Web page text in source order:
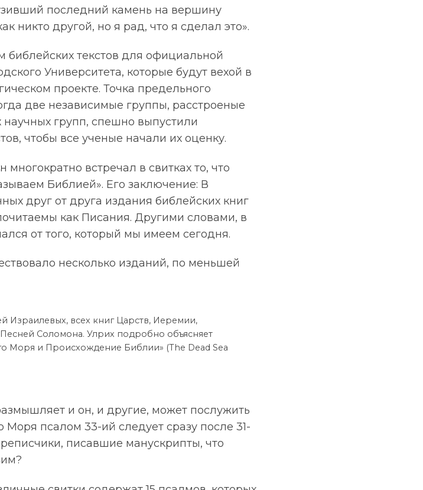
последний камень на вершину
никто другой, но я рад, что я сделал это».
текстов для официальной
Университета, которые будут вехой в
проекте. Точка предельного
две независимые группы, расстроеные
групп, спешно выпустили
чтобы все ученые начали их оценку.
встречал в свитках то, что
Библией». Его заключение: В
друг от друга издания библейских книг
как Писания. Другими словами, в
от того, который мы имеем сегодня.
несколько изданий, по меньшей
Израилевых, всех книг Царств, Иеремии,
Соломона. Улрих подробно объясняет
Моря и Происхождение Библии» (The Dead Sea
и он, и другие, может послужить
псалом 33-ий следует сразу после 31-
писавшие манускрипты, что